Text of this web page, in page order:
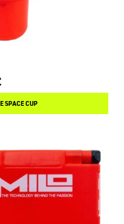
SPACE CUP